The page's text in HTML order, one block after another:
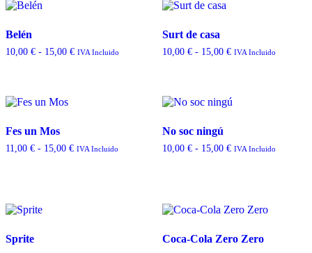
Belén
10,00 € - 15,00 €Rango
IVA Incluido
Surt de casa
10,00 € - 15,00 €Rango
10,00 €
hasta
IVA Incluido
Fes un Mos
11,00 € - 15,00 €Rango
IVA Incluido
No soc ningú
10,00 € - 15,00 €Rango
hasta
15,00 €
IVA Incluido
Sprite Coca-Cola Zero Zero